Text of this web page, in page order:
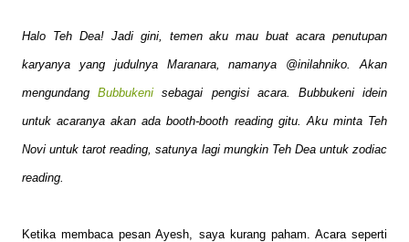
Halo Teh Dea! Jadi gini, temen aku mau buat acara penutupan
karyanya yang judulnya Maranara, namanya @inilahniko. Akan
mengundangBubbukeni sebagai pengisi acara. Bubbukeni idein
untuk acaranya akan ada booth-booth reading gitu. Aku minta Teh
Novi untuk tarot reading, satunya lagi mungkin Teh Dea untuk zodiac
reading.
Ketika membaca pesan Ayesh, saya kurang paham. Acara seperti